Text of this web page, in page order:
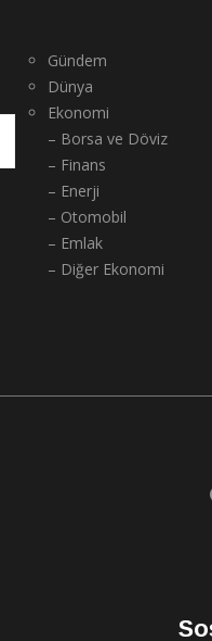
Gündem
Dünya
Ekonomi
– Borsa ve Döviz
– Finans
– Enerji
– Otomobil
– Emlak
– Diğer Ekonomi